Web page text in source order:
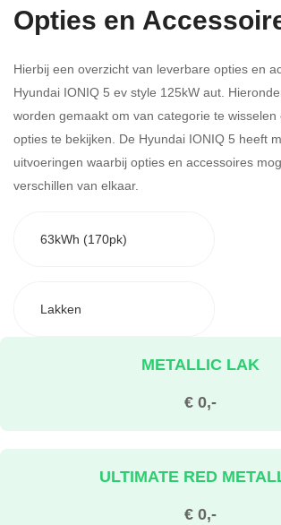
Opties en
Hierbij een overzicht van leverbare opties en
Hyundai IONIQ 5 ev style 125kW aut.
worden gemaakt om van categorie te
opties te bekijken. De Hyundai IONIQ 5 heeft
uitvoeringen waarbij opties en accessoires
verschillen van elkaar.
63kWh (170pk)
Lakken
€ 0,-
METALLIC LAK
€ 0,-
ULTIMATE RED